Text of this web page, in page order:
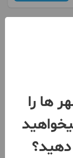
091227***08
ها را
دهید؟